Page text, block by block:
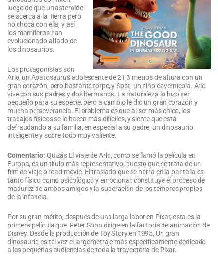
luego de que un asteroide
se acerca a la Tierra pero
no choca con ella, y así
los mamíferos han
evolucionado al lado de
los dinosaurios.
Los protagonistas son
Arlo, un Apatosaurus adolescente de 21,3 metros de altura con un
gran corazón, pero bastante torpe, y Spot, un niño cavernícola. Arlo
vive con sus padres y dos hermanos. La naturaleza lo hizo ser
pequeño para su especie, pero a cambio le dio un gran corazón y
mucha perseverancia. El problema es que al ser más chico, los
trabajos físicos se le hacen más difíciles, y siente que está
defraudando a su familia, en especial a su padre, un dinosaurio
inteligente y sobre todo muy valiente.
Comentario: Quizás El viaje de Arlo, como se llamó la película en
Europa, es un título más representativo, puesto que se trata de un
film de viaje o road movie. El traslado que se narra en la pantalla es
tanto físico como psicológico y emocional: constituye el proceso de
madurez de ambos amigos y la superación de los temores propios
de la infancia.
Por su gran mérito, después de una larga labor en Pixar, esta es la
primera película que Peter Sohn dirige en la factoría de animación de
Disney. Desde la producción de Toy Story en 1995, Un gran
dinosaurio es tal vez el largometraje más específicamente dedicado
a las pequeñas audiencias de toda la trayectoria de Pixar.